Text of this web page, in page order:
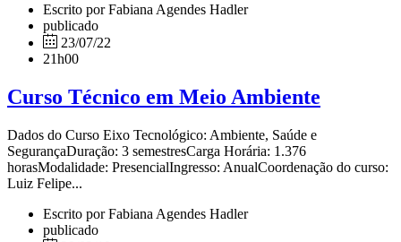
Escrito por Fabiana Agendes Hadler
publicado
23/07/22
21h00
Curso Técnico em Meio Ambiente
Dados do Curso Eixo Tecnológico: Ambiente, Saúde e
SegurançaDuração: 3 semestresCarga Horária: 1.376
horasModalidade: PresencialIngresso: AnualCoordenação do curso:
Luiz Felipe...
Escrito por Fabiana Agendes Hadler
publicado